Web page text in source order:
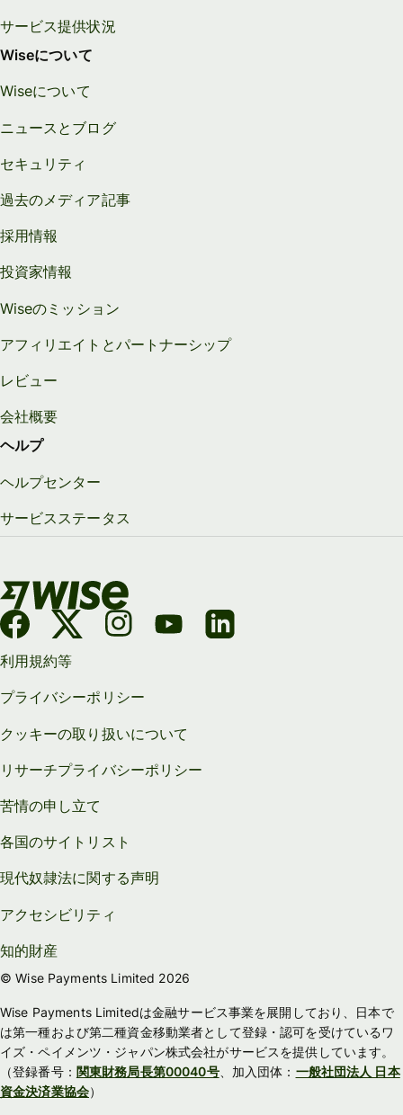
サービス提供状況
Wiseについて
Wiseについて
ニュースとブログ
セキュリティ
過去のメディア記事
採用情報
投資家情報
Wiseのミッション
アフィリエイトとパートナーシップ
レビュー
会社概要
ヘルプ
ヘルプセンター
サービスステータス
利用規約等
プライバシーポリシー
クッキーの取り扱いについて
リサーチプライバシーポリシー
苦情の申し立て
各国のサイトリスト
現代奴隷法に関する声明
アクセシビリティ
知的財産
© Wise Payments Limited 2026
Wise Payments Limitedは金融サービス事業を展開しており、日本で
は第一種および第二種資金移動業者として登録・認可を受けているワ
イズ・ペイメンツ・ジャパン株式会社がサービスを提供しています。
（登録番号： 関東財務局長第00040号、加入団体： 一般社団法人 日本
資金決済業協会）